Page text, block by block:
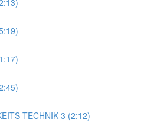
TECHNIK 3 (2:12)